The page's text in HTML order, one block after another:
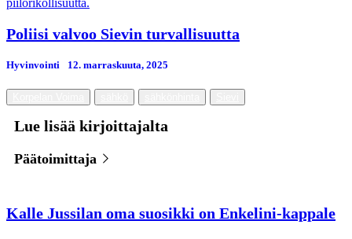
Poliisi valvoo Sievin turvallisuutta
Hyvinvointi 12. marraskuuta, 2025
Lue lisää kirjoittajalta
Päätoimittaja
Kalle Jussilan oma suosikki on Enkelini-kappale